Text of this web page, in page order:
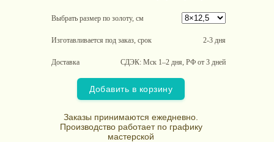
Выбрать размер по золоту, см
Изготавливается под заказ, срок 2-3 дня
Доставка СДЭК: Мск 1–2 дня, РФ от 3 дней
Добавить в корзину
Заказы принимаются ежедневно.
Производство работает по графику
мастерской